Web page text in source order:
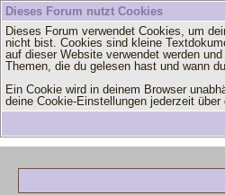
Dieses Forum nutzt Cookies
Dieses Forum verwendet Cookies, um
nicht bist. Cookies sind kleine
auf dieser Website verwendet werden
Themen, die du gelesen hast und wann
Ein Cookie wird in deinem Browser
deine Cookie-Einstellungen jederzeit